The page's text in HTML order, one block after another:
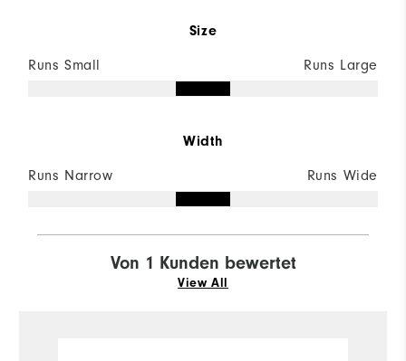
Size
Runs Small Runs Large
Width
Runs Narrow Runs Wide
Von 1 Kunden bewertet
View All